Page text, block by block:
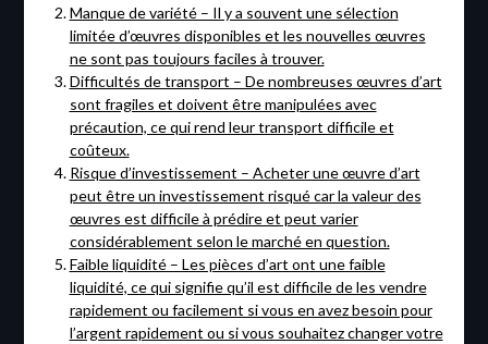
Manque de variété – Il y a souvent une sélection
limitée d’œuvres disponibles et les nouvelles œuvres
ne sont pas toujours faciles à trouver.
Difficultés de transport – De nombreuses œuvres d’art
sont fragiles et doivent être manipulées avec
précaution, ce qui rend leur transport difficile et
coûteux.
Risque d’investissement – Acheter une œuvre d’art
peut être un investissement risqué car la valeur des
œuvres est difficile à prédire et peut varier
considérablement selon le marché en question.
Faible liquidité – Les pièces d’art ont une faible
liquidité, ce qui signifie qu’il est difficile de les vendre
rapidement ou facilement si vous en avez besoin pour
l’argent rapidement ou si vous souhaitez changer votre